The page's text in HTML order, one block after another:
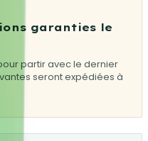
garanties le
partir avec le dernier
seront expédiées à